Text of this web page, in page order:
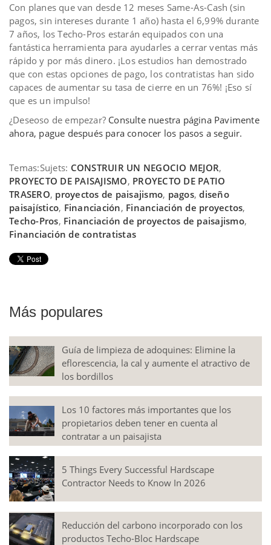
Con planes que van desde 12 meses Same-As-Cash (sin
pagos, sin intereses durante 1 año) hasta el 6,99% durante
7 años, los Techo-Pros estarán equipados con una
fantástica herramienta para ayudarles a cerrar ventas más
rápido y por más dinero. ¡Los estudios han demostrado
que con estas opciones de pago, los contratistas han sido
capaces de aumentar su tasa de cierre en un 76%! ¡Eso sí
que es un impulso!
¿Deseoso de empezar? Consulte nuestra página Pavimente
ahora, pague después para conocer los pasos a seguir.
Temas:Sujets: CONSTRUIR UN NEGOCIO MEJOR,
PROYECTO DE PAISAJISMO, PROYECTO DE PATIO
TRASERO, proyectos de paisajismo, pagos,diseño
paisajístico, Financiación, Financiación de proyectos,
Techo-Pros, Financiación de proyectos de paisajismo,
Financiación de contratistas
Más populares
Guía de limpieza de adoquines: Elimine la
eflorescencia, la cal y aumente el atractivo de
los bordillos
Los 10 factores más importantes que los
propietarios deben tener en cuenta al
contratar a un paisajista
5 Things Every Successful Hardscape
Contractor Needs to Know In 2026
Reducción del carbono incorporado con los
productos Techo-Bloc Hardscape